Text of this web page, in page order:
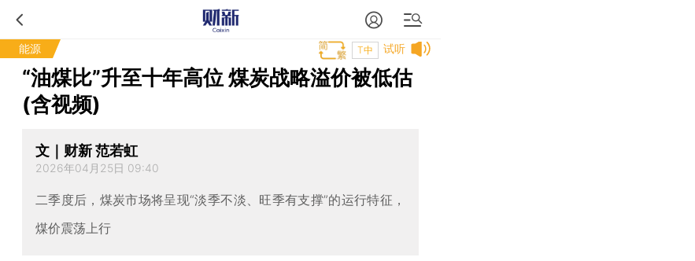
能源 试听
T中
“油煤比”升至十年高位 煤炭战略溢价被低估
(含视频)
文｜财新 范若虹
2026年04月25日 09:40
二季度后，煤炭市场将呈现“淡季不淡、旺季有支撑”的运行特征，
煤价震荡上行